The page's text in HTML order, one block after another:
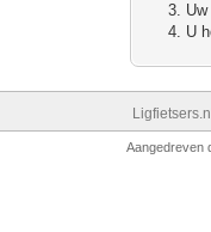
U
Ligfietsers.nl
Aangedreven